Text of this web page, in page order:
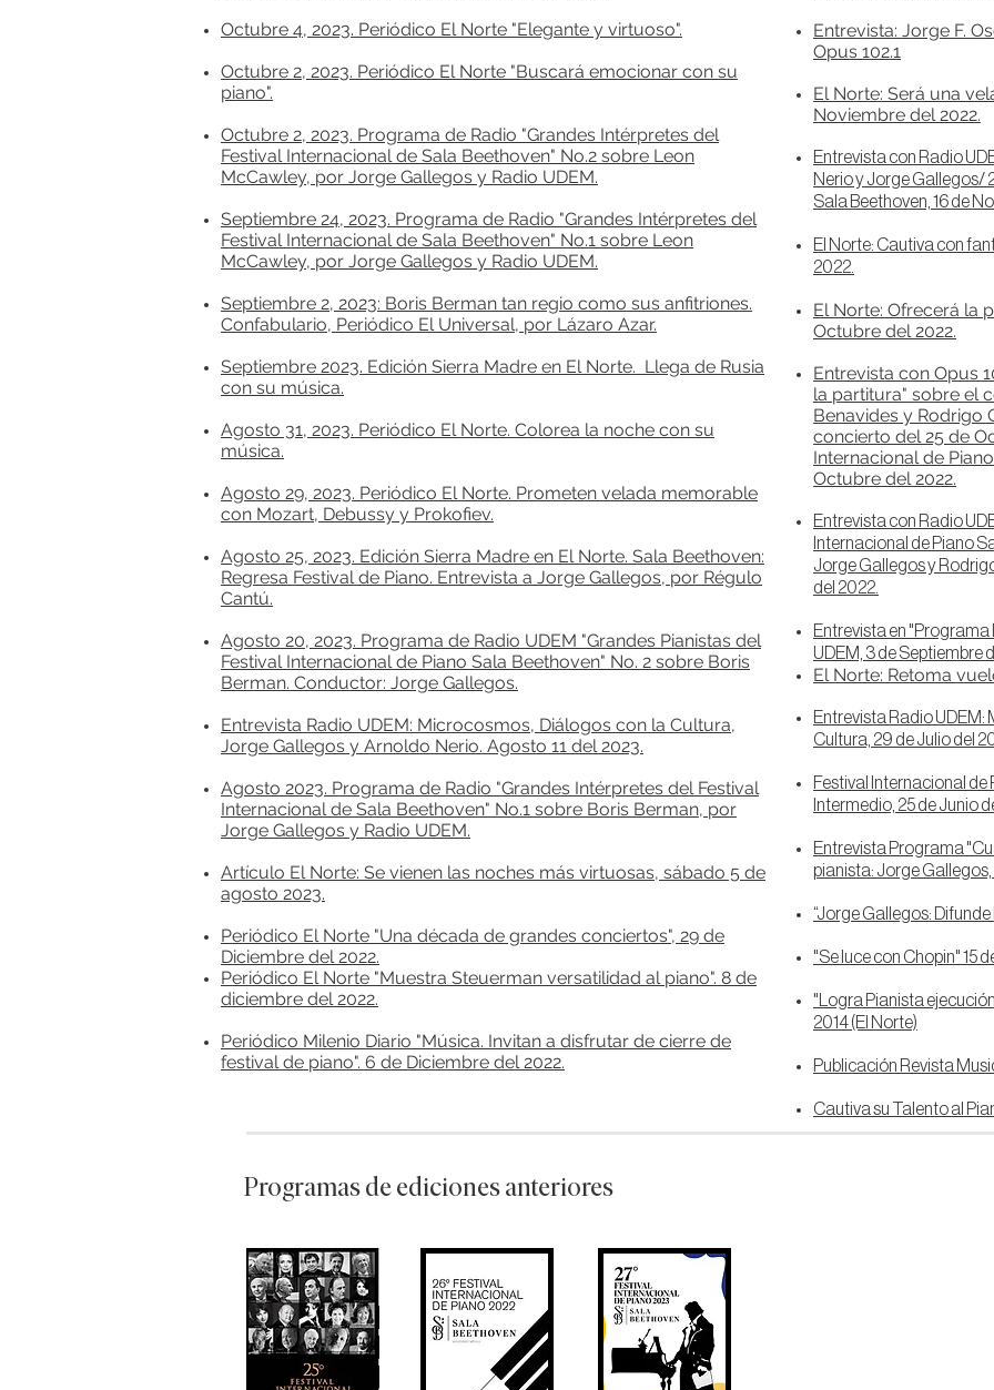
Octubre 4, 2023. Periódico El Norte "Elegante y virtuoso".
Octubre 2, 2023. Periódico El Norte "Buscará emocionar con su
piano".
Octubre 2, 2023. Programa de Radio "Grandes Intérpretes del
Festival Internacional de Sala Beethoven" No.2 sobre Leon
McCawley, por Jorge Gallegos y Radio UDEM.
Septiembre 24, 2023. Programa de Radio "Grandes Intérpretes del
Festival Internacional de Sala Beethoven" No.1 sobre Leon
McCawley, por Jorge Gallegos y Radio UDEM.
Septiembre 2, 2023: Boris Berman tan regio como sus anfitriones.
Confabulario, Periódico El Universal, por Lázaro Azar.
Septiembre 2023. Edición Sierra Madre en El Norte. Llega de Rusia
con su música.
Agosto 31, 2023. Periódico El Norte. Colorea la noche con su
música.
Agosto 29, 2023. Periódico El Norte. Prometen velada memorable
con Mozart, Debussy y Prokofiev.
Agosto 25, 2023. Edición Sierra Madre en El Norte. Sala Beethoven:
Regresa Festival de Piano. Entrevista a Jorge Gallegos, por Régulo
Cantú.
Agosto 20, 2023. Programa de Radio UDEM "Grandes Pianistas del
Festival Internacional de Piano Sala Beethoven" No. 2 sobre Boris
Berman. Conductor: Jorge Gallegos.
Entrevista Radio UDEM: Microcosmos, Diálogos con la Cultura,
Jorge Gallegos y Arnoldo Nerio. Agosto 11 del 2023.
Agosto 2023. Programa de Radio "Grandes Intérpretes del Festival
Internacional de Sala Beethoven" No.1 sobre Boris Berman, por
Jorge Gallegos y Radio UDEM.
Artículo El Norte: Se vienen las noches más virtuosas, sábado 5 de
agosto 2023.
Periódico El Norte "Una década de grandes conciertos", 29 de
Diciembre del 2022.
Periódico El Norte "Muestra Steuerman versatilidad al piano". 8 de
diciembre del 2022.
Periódico Milenio Diario "Música. Invitan a disfrutar de cierre de
festival de piano". 6 de Diciembre del 2022.
Entrevista: Jorge F.
Opus 102.1
El Norte: Será una
Noviembre del 2022.
Entrevista con Radio
Nerio y Jorge Gallegos/
Sala Beethoven, 16 de
El Norte: Cautiva con
2022.
El Norte: Ofrecerá la
Octubre del 2022.
Entrevista con Opus
la partitura" sobre el
Benavides y Rodrigo
concierto del 25 de
Internacional de
Octubre del 2022.
Entrevista con Radio
Internacional de Piano
Jorge Gallegos y
del 2022.
Entrevista en "Programa
UDEM, 3 de Septiembre
ElNorte: Retoma
Entrevista Radio
Cultura, 29 de Julio del
Festival Internacional de
Intermedio, 25 de Junio
Entrevista Programa
pianista: Jorge Gallegos,
“Jorge Gallegos:
"Se luce con Chopin" 15
"Logra Pianista
2014 (El Norte)
Publicación Revista
Cautiva su Talento al
Programas de ediciones anteriores